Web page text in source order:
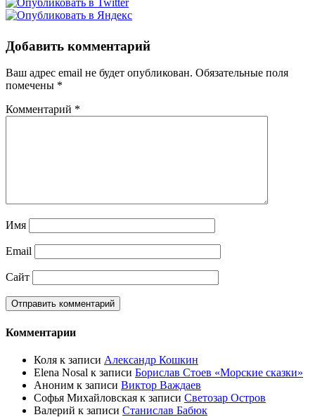
Добавить комментарий
Ваш адрес email не будет опубликован. Обязательные поля
помечены *
Комментарий *
Имя
Email
Сайт
Комментарии
Коля к записи Александр Кошкин
Elena Nosal к записи Борислав Стоев «Морские сказки»
Аноним к записи Виктор Важдаев
Софья Михайловская к записи Светозар Остров
Валерий к записи Станислав Бабюк